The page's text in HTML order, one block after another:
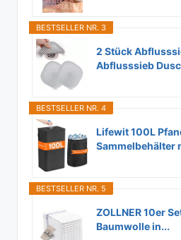
BESTSELLER NR. 3
2 Stück
Abflusssieb
BESTSELLER NR. 4
Lifewit 100L
Sammelbehälter
BESTSELLER NR. 5
ZOLLNER 10er
Baumwolle in...